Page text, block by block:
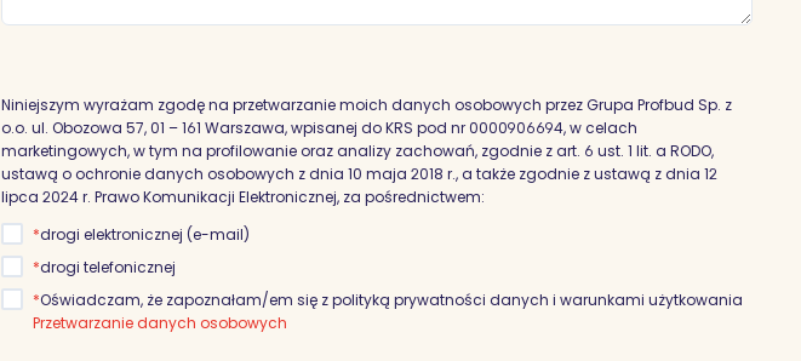
Niniejszym wyrażam zgodę na przetwarzanie moich danych osobowych przez Grupa Profbud Sp. z
o.o. ul. Obozowa 57, 01 – 161 Warszawa, wpisanej do KRS pod nr 0000906694, w celach
marketingowych, w tym na profilowanie oraz analizy zachowań, zgodnie z art. 6 ust. 1 lit. a RODO,
ustawą o ochronie danych osobowych z dnia 10 maja 2018 r., a także zgodnie z ustawą z dnia 12
lipca 2024 r. Prawo Komunikacji Elektronicznej, za pośrednictwem:
*drogi elektronicznej (e-mail)
*drogi telefonicznej
*Oświadczam, że zapoznałam/em się z polityką prywatności danych i warunkami użytkowania
Przetwarzanie danych osobowych